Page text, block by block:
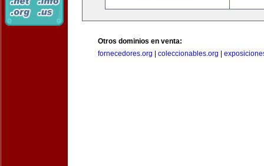
Otros dominios en venta:
fornecedores.org
coleccionables.org